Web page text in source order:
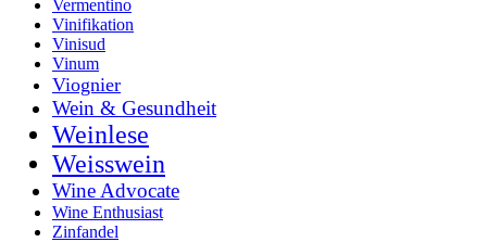
Vermentino
Vinifikation
Vinisud
Vinum
Viognier
Wein & Gesundheit
Weinlese
Weisswein
Wine Advocate
Wine Enthusiast
Zinfandel